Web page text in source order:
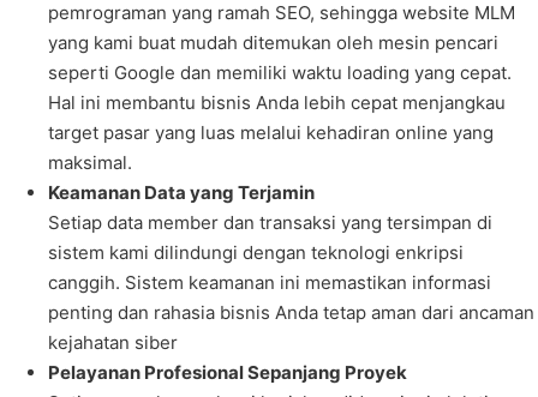
pemrograman yang ramah SEO, sehingga website MLM
yang kami buat mudah ditemukan oleh mesin pencari
seperti Google dan memiliki waktu loading yang cepat.
Hal ini membantu bisnis Anda lebih cepat menjangkau
target pasar yang luas melalui kehadiran online yang
maksimal.
Keamanan Data yang Terjamin
Setiap data member dan transaksi yang tersimpan di
sistem kami dilindungi dengan teknologi enkripsi
canggih. Sistem keamanan ini memastikan informasi
penting dan rahasia bisnis Anda tetap aman dari ancaman
kejahatan siber
Pelayanan Profesional Sepanjang Proyek